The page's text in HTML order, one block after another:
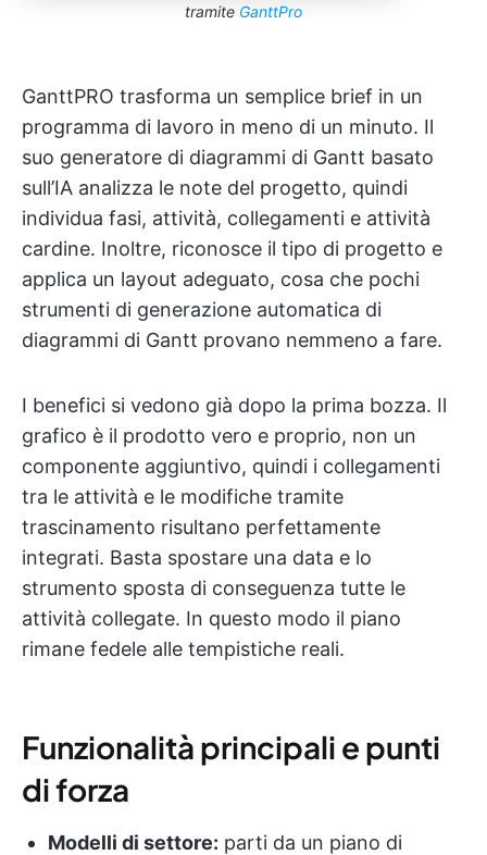
tramite GanttPro
GanttPRO trasforma un semplice brief in un
programma di lavoro in meno di un minuto. Il
suo generatore di diagrammi di Gantt basato
sull’IA analizza le note del progetto, quindi
individua fasi, attività, collegamenti e attività
cardine. Inoltre, riconosce il tipo di progetto e
applica un layout adeguato, cosa che pochi
strumenti di generazione automatica di
diagrammi di Gantt provano nemmeno a fare.
I benefici si vedono già dopo la prima bozza. Il
grafico è il prodotto vero e proprio, non un
componente aggiuntivo, quindi i collegamenti
tra le attività e le modifiche tramite
trascinamento risultano perfettamente
integrati. Basta spostare una data e lo
strumento sposta di conseguenza tutte le
attività collegate. In questo modo il piano
rimane fedele alle tempistiche reali.
Funzionalità principali e punti
di forza
Modelli di settore: parti da un piano di